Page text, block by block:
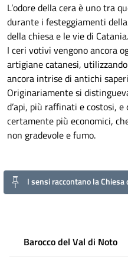
L’odore della cera è uno tra
durante i festeggiamenti
della chiesa e le vie di Catania.
I ceri votivi vengono ancora
artigiane catanesi,
ancora intrise di antichi
Originariamente si
d’api, più raffinati e costosi,
certamente più economici,
non gradevole e fumo.
I sensi raccontano la Chiesa
Barocco del Val di Noto